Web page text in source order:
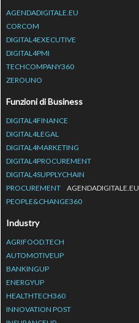
AGENDADIGITALE.EU
CORCOM
DIGITAL4EXECUTIVE
DIGITAL4PMI
TECHCOMPANY360
ZEROUNO
Funzioni di Business
DIGITAL4FINANCE
DIGITAL4LEGAL
DIGITAL4MARKETING
DIGITAL4PROCUREMENT
DIGITAL4SUPPLYCHAIN
PROCUREMENT
AGENDADIGITALE.EU
PEOPLE&CHANGE360
Industry
AGRIFOOD.TECH
AUTOMOTIVEUP
BANKINGUP
ENERGYUP
HEALTHTECH360
INNOVATION POST